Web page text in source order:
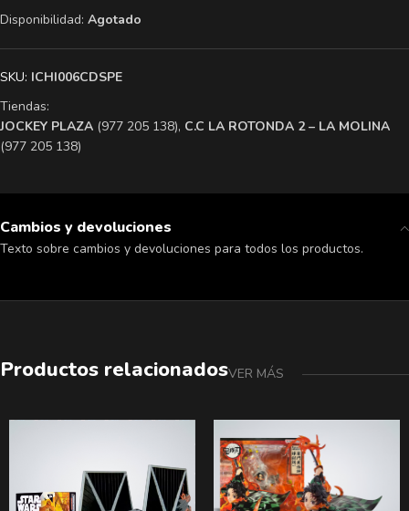
Disponibilidad: Agotado
SKU: ICHI006CDSPE
Tiendas:
​JOCKEY PLAZA (977 205 138), ​C.C LA ROTONDA 2 – LA MOLINA
(977 205 138)
Cambios y devoluciones
Texto sobre cambios y devoluciones para todos los productos.
Productos relacionadosVER MÁS